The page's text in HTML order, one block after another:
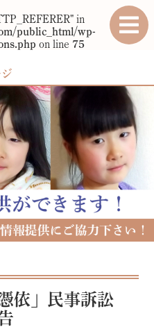
in
public_html/wp-
on line 75
依」民事訴訟